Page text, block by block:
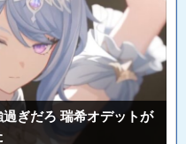
過ぎだろ 瑞希オデットが